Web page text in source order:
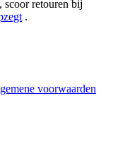
, scoor retouren bij
.
voorwaarden